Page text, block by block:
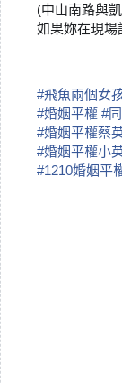
(中山南路與
如果妳在現場
#飛魚兩個女
#婚姻平權 #
#婚姻平權蔡
#婚姻平權小
#1210婚姻平